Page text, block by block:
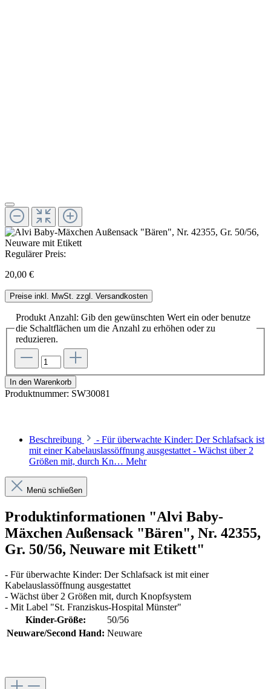
Regulärer Preis:
20,00 €
Preise inkl. MwSt. zzgl. Versandkosten
Produkt Anzahl: Gib den gewünschten Wert ein oder benutze
die Schaltflächen um die Anzahl zu erhöhen oder zu
reduzieren.
In den Warenkorb
Produktnummer: SW30081
Beschreibung
- Für überwachte Kinder: Der Schlafsack ist
mit einer Kabelauslassöffnung ausgestattet - Wächst über 2
Größen mit, durch Kn… Mehr
Menü schließen
Produktinformationen "Alvi Baby-
Mäxchen Außensack "Bären", Nr. 42355,
Gr. 50/56, Neuware mit Etikett"
- Für überwachte Kinder: Der Schlafsack ist mit einer
Kabelauslassöffnung ausgestattet
- Wächst über 2 Größen mit, durch Knopfsystem
- Mit Label "St. Franziskus-Hospital Münster"
Kinder-Größe:
50/56
Neuware/Second Hand: Neuware